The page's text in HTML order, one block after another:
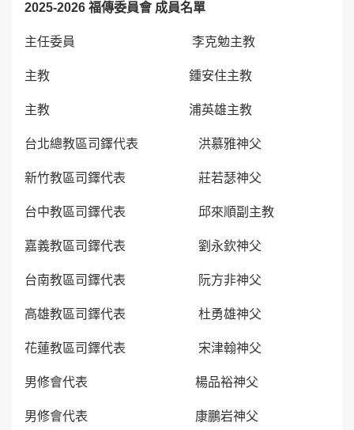
2025-2026 福傳委員會 成員名單
主任委員 李克勉主教
主教 鍾安住主教
主教 浦英雄主教
台北總教區司鐸代表 洪慕雅神父
新竹教區司鐸代表 莊若瑟神父
台中教區司鐸代表 邱來順副主教
嘉義教區司鐸代表 劉永欽神父
台南教區司鐸代表 阮方非神父
高雄教區司鐸代表 杜勇雄神父
花蓮教區司鐸代表 宋津翰神父
男修會代表 楊品裕神父
男修會代表 康鵬岩神父